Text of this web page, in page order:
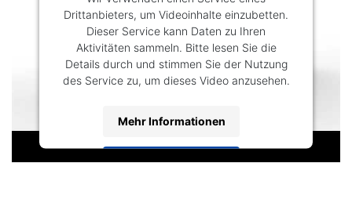
Drittanbieters, um Videoinhalte einzubetten.
Dieser Service kann Daten zu Ihren
Aktivitäten sammeln. Bitte lesen Sie die
Details durch und stimmen Sie der Nutzung
des Service zu, um dieses Video anzusehen.
Mehr Informationen
Akzeptieren